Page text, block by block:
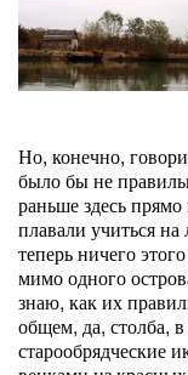
Но, конечно,
было бы не
раньше здесь
плавали учиться на
теперь ничего
мимо одного
знаю, как их
общем, да, столба,
старообрядческие